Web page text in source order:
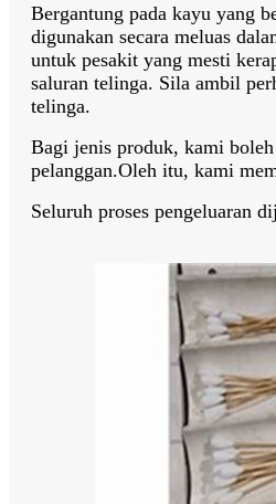
Bergantung pada kayu yang
digunakan secara meluas
untuk pesakit yang mesti
saluran telinga. Sila ambil
telinga.
Bagi jenis produk, kami boleh
pelanggan.Oleh itu, kami
Seluruh proses pengeluaran